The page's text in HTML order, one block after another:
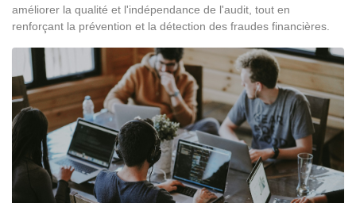
améliorer la qualité et l'indépendance de l'audit, tout en
renforçant la prévention et la détection des fraudes financières.